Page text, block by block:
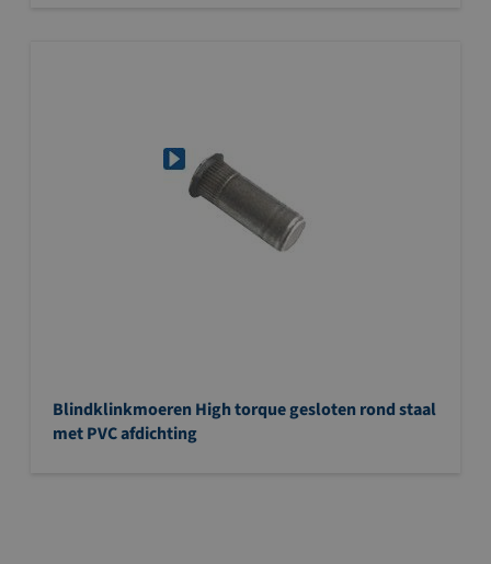
Blindklinkmoeren High torque gesloten rond staal
met PVC afdichting